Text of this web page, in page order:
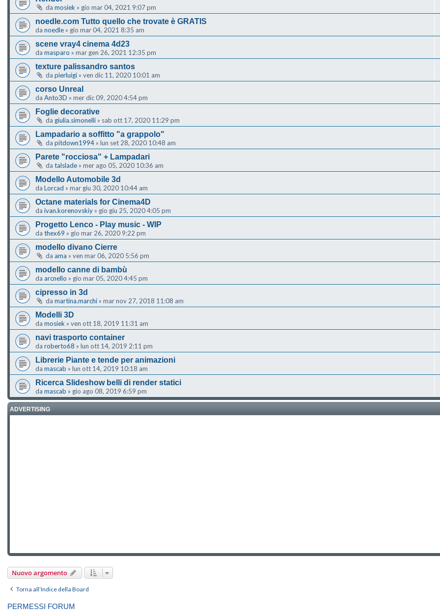
da mosiek » gio mar 04, 2021 9:07 pm
noedle.com Tutto quello che trovate è GRATIS
da noedle » gio mar 04, 2021 8:35 am
scene vray4 cinema 4d23
da masparo » mar gen 26, 2021 12:35 pm
texture palissandro santos
da pierluigi » ven dic 11, 2020 10:01 am
corso Unreal
da Anto3D » mer dic 09, 2020 4:54 pm
Foglie decorative
da giulia.simonelli » sab ott 17, 2020 11:29 pm
Lampadario a soffitto "a grappolo"
da pitdown1994 » lun set 28, 2020 10:48 am
Parete "rocciosa" + Lampadari
da talslade » mer ago 05, 2020 10:36 am
Modello Automobile 3d
da Lorcad » mar giu 30, 2020 10:44 am
Octane materials for Cinema4D
da ivan.korenovskiy » gio giu 25, 2020 4:05 pm
Progetto Lenco - Play music - WIP
da thex69 » gio mar 26, 2020 9:22 pm
modello divano Cierre
da ama » ven mar 06, 2020 5:56 pm
modello canne di bambù
da arcnello » gio mar 05, 2020 4:45 pm
cipresso in 3d
da martina.marchi » mar nov 27, 2018 11:08 am
Modelli 3D
da mosiek » ven ott 18, 2019 11:31 am
navi trasporto container
da roberto68 » lun ott 14, 2019 2:11 pm
Librerie Piante e tende per animazioni
da mascab » lun ott 14, 2019 10:18 am
Ricerca Slideshow belli di render statici
da mascab » gio ago 08, 2019 6:59 pm
ADVERTISING
Nuovo argomento
Torna all’Indice della Board
PERMESSI FORUM